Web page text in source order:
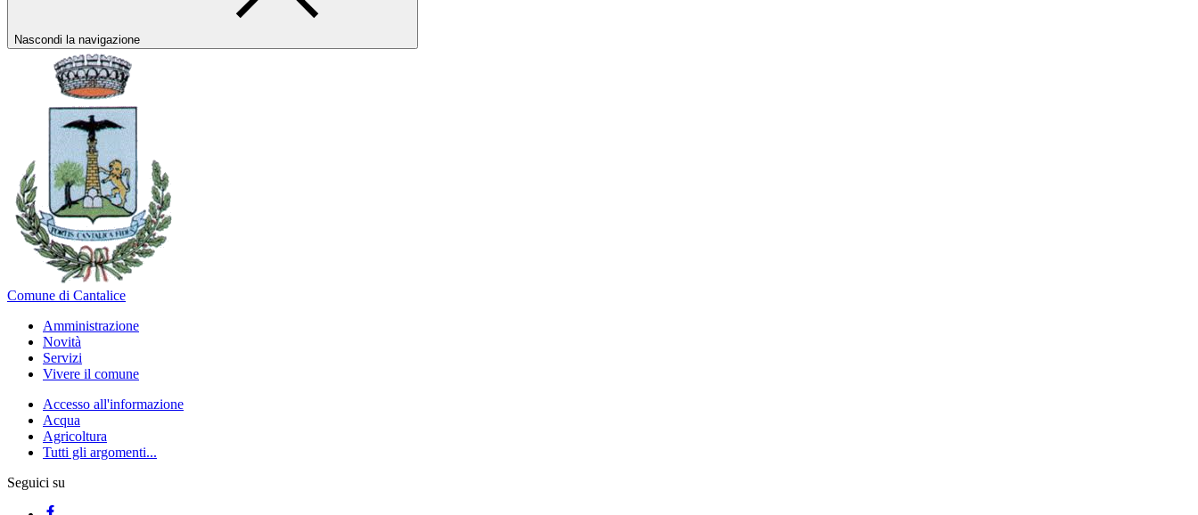
Nascondi la navigazione
Comune di Cantalice
Amministrazione
Novità
Servizi
Vivere il comune
Accesso all'informazione
Acqua
Agricoltura
Tutti gli argomenti...
Seguici su